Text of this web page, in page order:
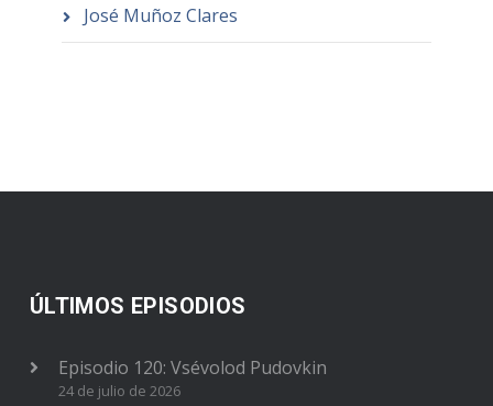
José Muñoz Clares
ÚLTIMOS EPISODIOS
Episodio 120: Vsévolod Pudovkin
24 de julio de 2026